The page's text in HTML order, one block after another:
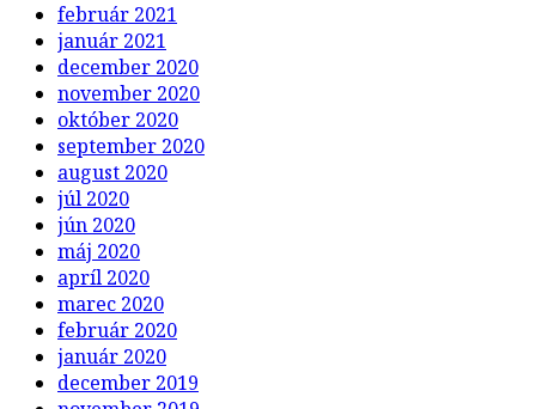
február 2021
január 2021
december 2020
november 2020
október 2020
september 2020
august 2020
júl 2020
jún 2020
máj 2020
apríl 2020
marec 2020
február 2020
január 2020
december 2019